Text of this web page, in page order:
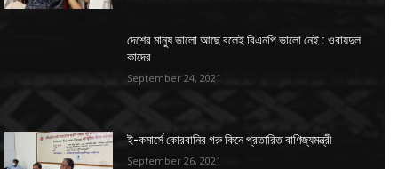
দেশের মানুষ ভালো আছে বলেই বিএনপি ভালো নেই : ওবায়দুল
কাদের
September 24, 2021
ই-কমার্সে কোরবানির গরু কিনে প্রতারিত বাণিজ্যমন্ত্রী
September 26, 2021